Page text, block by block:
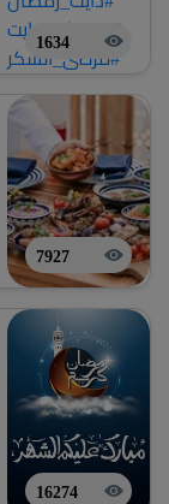
1634
7927
16274